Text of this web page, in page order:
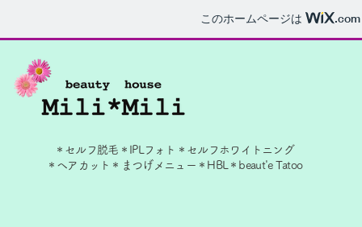
このホームページは .com
＊セルフ脱毛＊IPLフォト ＊​セルフホワイトニング
＊ヘアカット＊まつげメニュー＊ HBL＊beaut'e Tatoo